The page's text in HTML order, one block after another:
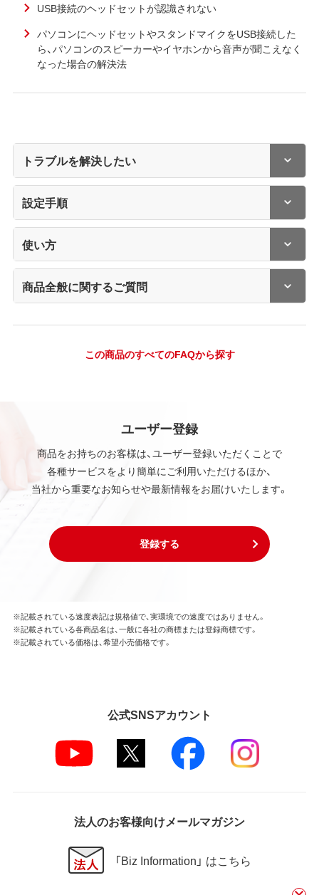
USB接続のヘッドセットが認識されない
パソコンにヘッドセットやスタンドマイクをUSB接続した
ら、パソコンのスピーカーやイヤホンから音声が聞こえなく
なった場合の解決法
トラブルを解決したい
設定手順
使い方
商品全般に関するご質問
この商品のすべてのFAQから探す
ユーザー登録
商品をお持ちのお客様は、ユーザー登録いただくことで
各種サービスをより簡単にご利用いただけるほか、
当社から重要なお知らせや最新情報をお届けいたします。
登録する
※記載されている速度表記は規格値で、実環境での速度ではありません。
※記載されている各商品名は、一般に各社の商標または登録商標です。
※記載されている価格は、希望小売価格です。
公式SNSアカウント
法人のお客様向けメールマガジン
「Biz Information」 はこちら